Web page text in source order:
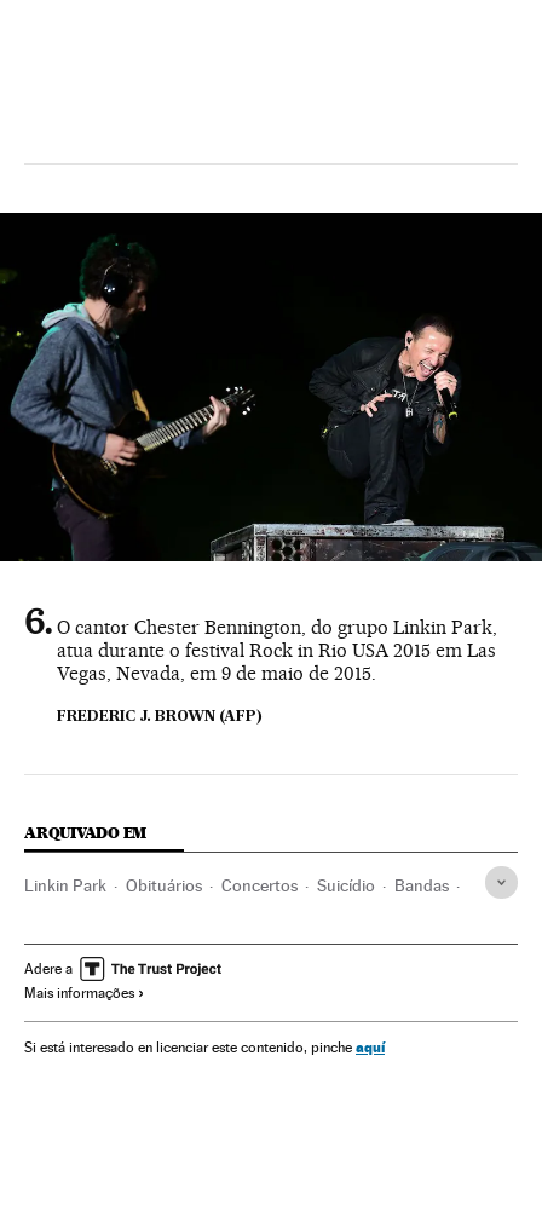
O cantor Chester Bennington, do grupo Linkin Park,
atua durante o festival Rock in Rio USA 2015 em Las
Vegas, Nevada, em 9 de maio de 2015.
FREDERIC J. BROWN (AFP)
ARQUIVADO EM
Linkin Park Obituários Concertos Suicídio Bandas
Problemas sociais Sociedade
Adere a
Mais informações
Si está interesado en licenciar este contenido, pinche aquí